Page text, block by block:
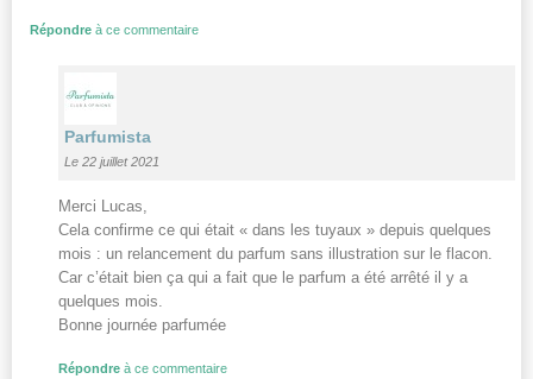
Répondre à ce commentaire
Parfumista
Le 22 juillet 2021
Merci Lucas,
Cela confirme ce qui était « dans les tuyaux » depuis quelques
mois : un relancement du parfum sans illustration sur le flacon.
Car c’était bien ça qui a fait que le parfum a été arrêté il y a
quelques mois.
Bonne journée parfumée
Répondre à ce commentaire